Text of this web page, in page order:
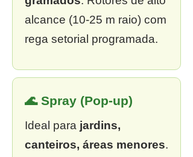
alcance (10-25 m raio) com
rega setorial programada.
🌊 Spray (Pop-up)
Ideal para jardins,
canteiros, áreas menores.